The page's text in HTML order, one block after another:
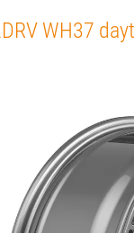
WH37